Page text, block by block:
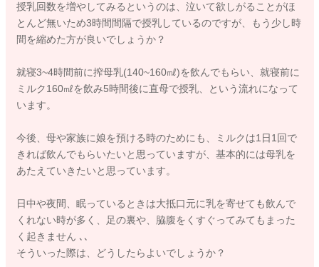
起きている時よりも、寝ぼけている時の方がしっかりと飲んで
くれることもあります。
そのタイミングを活かしてみるのもいいですよ。
詳しい授乳の状況はわからないのですが、もしミルクを寝る前
にあげてもらってから、母乳同士の授乳間隔が6時間以上開くこ
とが習慣になっていて、今後夜間の母乳をあげる機会を増やす
ミルクの割合を増やしてもらっていいと思いますよ。
夜間6時間以上におっぱいをあげる間隔が開くことが習慣になっ
母乳の分泌を増やす様にされたい時には、間隔に気つけていた
だくといいと思いますが、こだわりがそこまでない時には、ミ
ルクを様子をみつつ増やしてみてください。
授乳回数を増やしてみるというのは、泣いて欲しがることがほ
とんど無いため3時間間隔で授乳しているのですが、もう少し時
間を縮めた方が良いでしょうか？
就寝3~4時間前に搾母乳(140~160㎖)を飲んでもらい、就寝前に
ミルク160㎖を飲み5時間後に直母で授乳、という流れになって
います。
今後、母や家族に娘を預ける時のためにも、ミルクは1日1回で
きれば飲んでもらいたいと思っていますが、基本的には母乳を
あたえていきたいと思っています。
日中や夜間、眠っているときは大抵口元に乳を寄せても飲んで
くれない時が多く、足の裏や、脇腹をくすぐってみてもまった
く起きません ､､
そういった際は、どうしたらよいでしょうか？